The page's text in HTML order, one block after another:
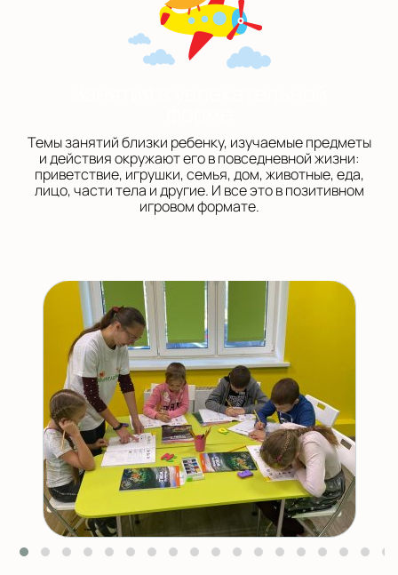
Темы занятий близки ребенку, изучаемые предметы
и действия окружают его в повседневной жизни:
приветствие, игрушки, семья, дом, животные, еда,
лицо, части тела и другие. И все это в позитивном
игровом формате.